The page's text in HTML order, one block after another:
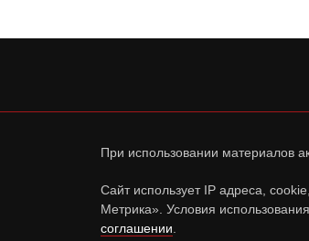
При использовании материалов
Сайт использует IP адреса,
Метрика». Условия
соглашении